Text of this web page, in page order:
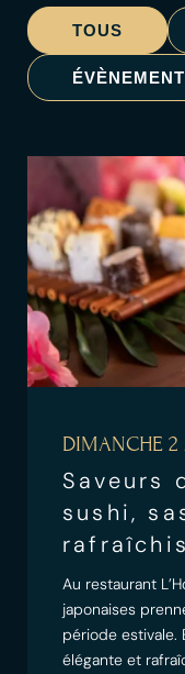
TOUS
DIMANCHE
Saveurs
sushi,
Au restaurant
japonaises
période estivale.
élégante et